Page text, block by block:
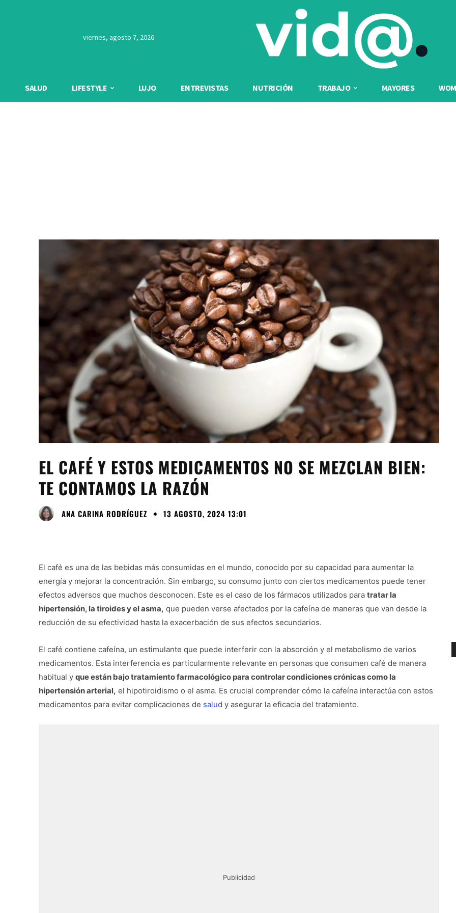
viernes, agosto 7, 2026
SALUD LIFESTYLE LUJO ENTREVISTAS NUTRICIÓN TRABAJO MAYORES
EL CAFÉ Y ESTOS MEDICAMENTOS NO SE MEZCLAN BIEN:
TE CONTAMOS LA RAZÓN
ANA CARINA RODRÍGUEZ 13 AGOSTO, 2024 13:01
El café es una de las bebidas más consumidas en el mundo, conocido por su capacidad para aumentar la
energía y mejorar la concentración. Sin embargo, su consumo junto con ciertos medicamentos puede tener
efectos adversos que muchos desconocen. Este es el caso de los fármacos utilizados para tratar la
hipertensión, la tiroides y el asma, que pueden verse afectados por la cafeína de maneras que van desde la
reducción de su efectividad hasta la exacerbación de sus efectos secundarios.
El café contiene cafeína, un estimulante que puede interferir con la absorción y el metabolismo de varios
medicamentos. Esta interferencia es particularmente relevante en personas que consumen café de manera
habitual y que están bajo tratamiento farmacológico para controlar condiciones crónicas como la
hipertensión arterial, el hipotiroidismo o el asma. Es crucial comprender cómo la cafeína interactúa con estos
medicamentos para evitar complicaciones de salud y asegurar la eficacia del tratamiento.
Publicidad